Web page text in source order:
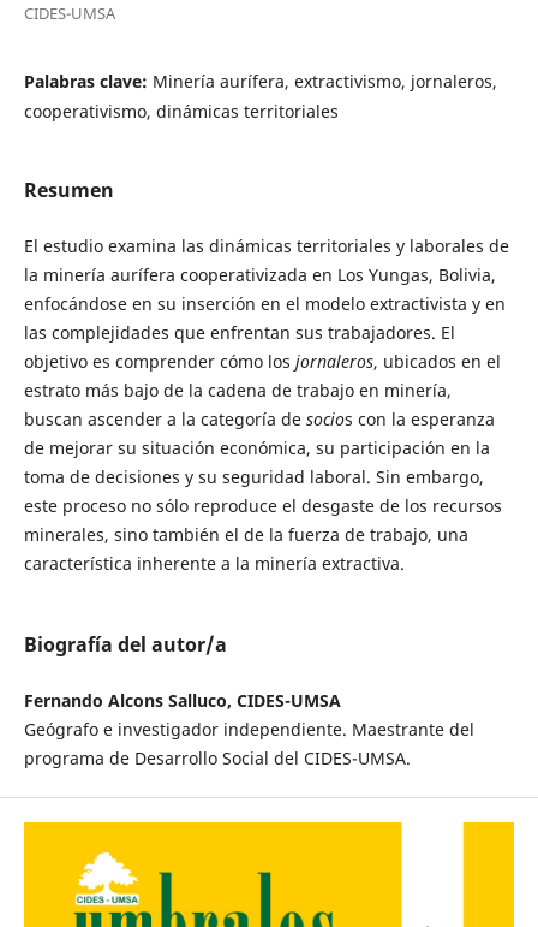
CIDES-UMSA
Palabras clave: Minería aurífera, extractivismo, jornaleros,
cooperativismo, dinámicas territoriales
Resumen
El estudio examina las dinámicas territoriales y laborales de
la minería aurífera cooperativizada en Los Yungas, Bolivia,
enfocándose en su inserción en el modelo extractivista y en
las complejidades que enfrentan sus trabajadores. El
objetivo es comprender cómo los jornaleros, ubicados en el
estrato más bajo de la cadena de trabajo en minería,
buscan ascender a la categoría de socios con la esperanza
de mejorar su situación económica, su participación en la
toma de decisiones y su seguridad laboral. Sin embargo,
este proceso no sólo reproduce el desgaste de los recursos
minerales, sino también el de la fuerza de trabajo, una
característica inherente a la minería extractiva.
Biografía del autor/a
Fernando Alcons Salluco, CIDES-UMSA
Geógrafo e investigador independiente. Maestrante del
programa de Desarrollo Social del CIDES-UMSA.